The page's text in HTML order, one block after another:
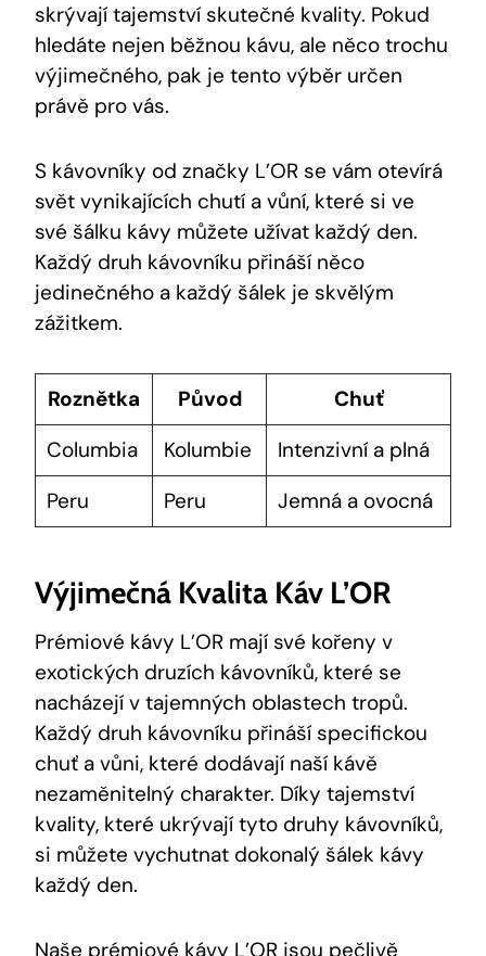
skrývají tajemství skutečné kvality. Pokud
hledáte nejen běžnou kávu, ale něco trochu
výjimečného, pak je tento výběr určen
právě pro vás.
S kávovníky od značky L’OR se vám otevírá
svět vynikajících chutí a vůní, které si ve
své šálku kávy můžete užívat každý den.
Každý druh kávovníku přináší něco
jedinečného a každý šálek je skvělým
zážitkem.
Roznětka Původ
Chuť
Columbia
Kolumbie
Intenzivní a plná
Peru
Peru Jemná a ovocná
Výjimečná Kvalita Káv L’OR
Prémiové kávy L’OR mají své kořeny v
exotických druzích kávovníků, které se
nacházejí v tajemných oblastech tropů.
Každý druh kávovníku přináší specifickou
chuť a vůni, které dodávají naší kávě
nezaměnitelný charakter. Díky tajemství
kvality, které ukrývají tyto druhy kávovníků,
si můžete vychutnat dokonalý šálek kávy
každý den.
Naše prémiové kávy L’OR jsou pečlivě